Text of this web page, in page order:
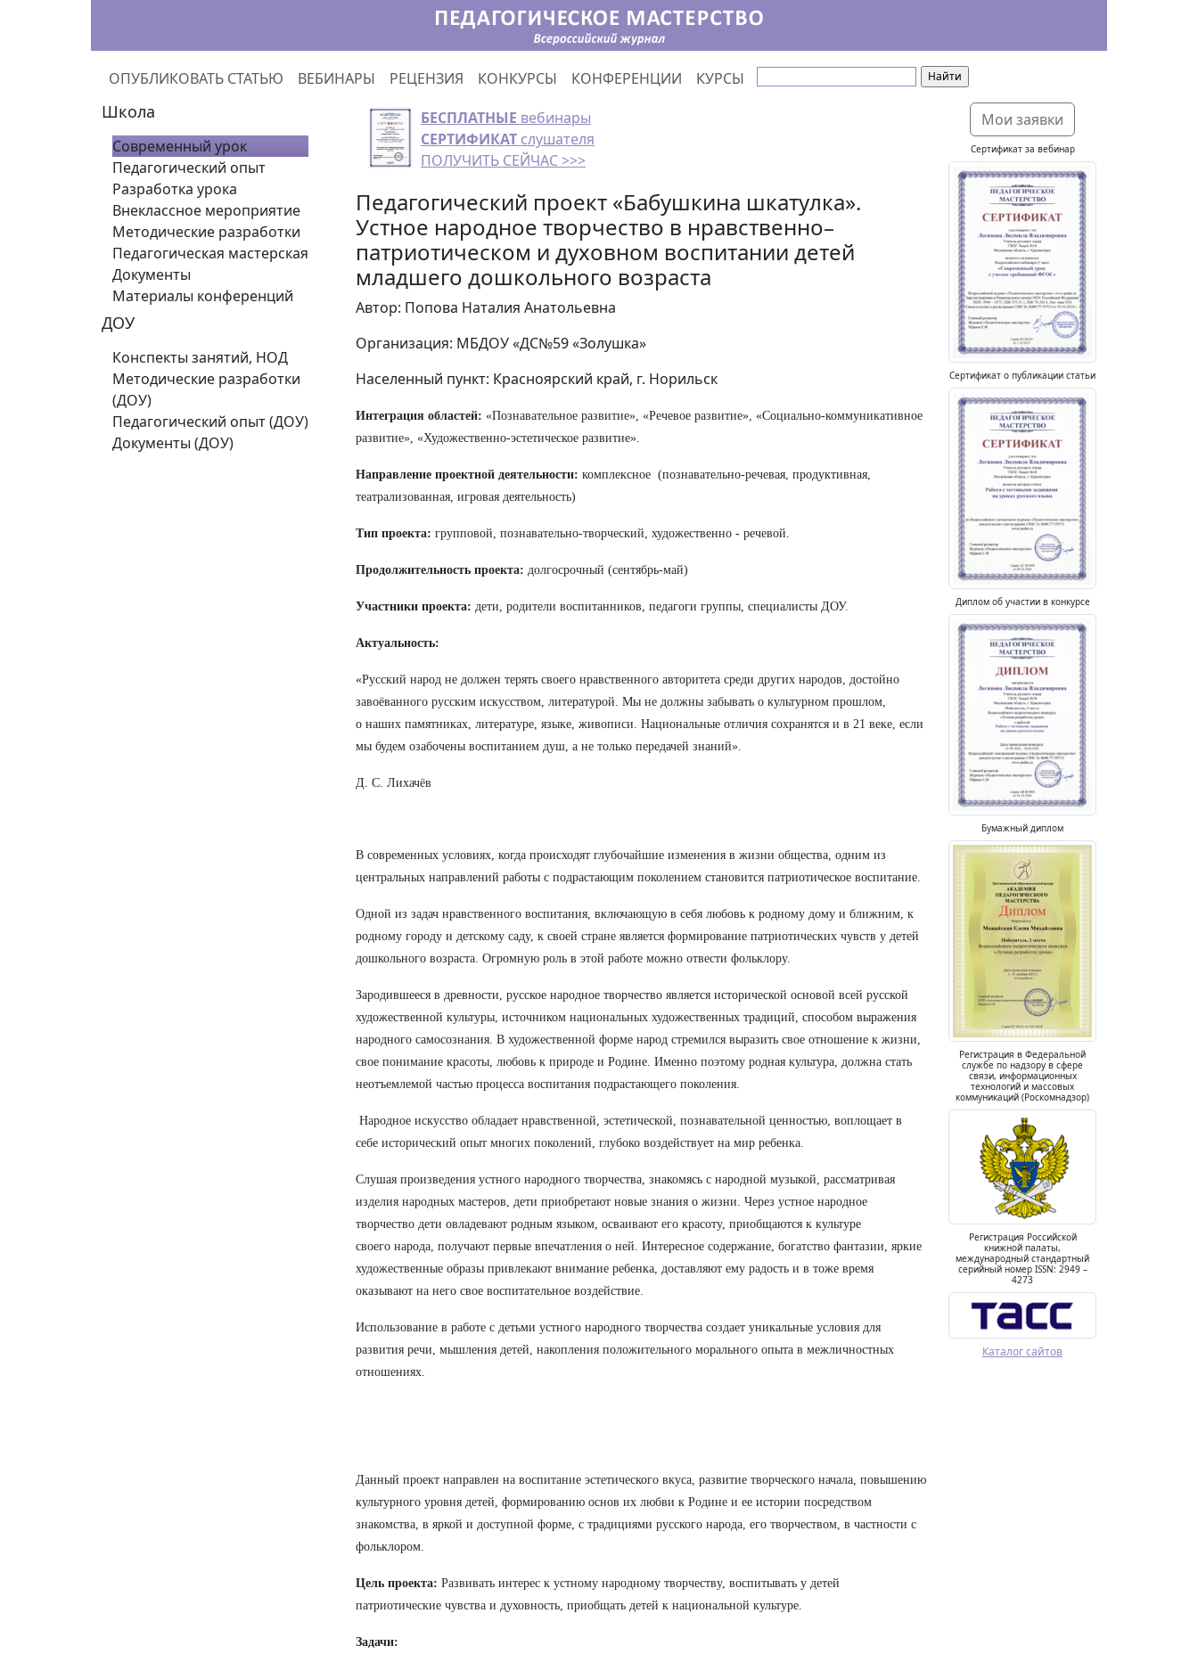
ОПУБЛИКОВАТЬ СТАТЬЮ ВЕБИНАРЫ РЕЦЕНЗИЯ КОНКУРСЫ КОНФЕРЕНЦИИ КУРСЫ
Школа
Современный урок
Педагогический опыт
Разработка урока
Внеклассное мероприятие
Методические разработки
Педагогическая мастерская
Документы
Материалы конференций
ДОУ
Конспекты занятий, НОД
Методические разработки
(ДОУ)
Педагогический опыт (ДОУ)
Документы (ДОУ)
БЕСПЛАТНЫЕ вебинары
СЕРТИФИКАТ слушателя
ПОЛУЧИТЬ СЕЙЧАС >>>
Педагогический проект «Бабушкина шкатулка».
Устное народное творчество в нравственно–
патриотическом и духовном воспитании детей
младшего дошкольного возраста
Автор: Попова Наталия Анатольевна
Организация: МБДОУ «ДС№59 «Золушка»
Населенный пункт: Красноярский край, г. Норильск
Интеграция областей: «Познавательное развитие», «Речевое развитие», «Социально-коммуникативное
развитие», «Художественно-эстетическое развитие».
Направление проектной деятельности: комплексное (познавательно-речевая, продуктивная,
театрализованная, игровая деятельность)
Тип проекта: групповой, познавательно-творческий, художественно - речевой.
Продолжительность проекта: долгосрочный (сентябрь-май)
Участники проекта: дети, родители воспитанников, педагоги группы, специалисты ДОУ.
Актуальность:
«Русский народ не должен терять своего нравственного авторитета среди других народов, достойно
завоёванного русским искусством, литературой. Мы не должны забывать о культурном прошлом,
о наших памятниках, литературе, языке, живописи. Национальные отличия сохранятся и в 21 веке, если
мы будем озабочены воспитанием душ, а не только передачей знаний».
Д. С. Лихачёв
В современных условиях, когда происходят глубочайшие изменения в жизни общества, одним из
центральных направлений работы с подрастающим поколением становится патриотическое воспитание.
Одной из задач нравственного воспитания, включающую в себя любовь к родному дому и ближним, к
родному городу и детскому саду, к своей стране является формирование патриотических чувств у детей
дошкольного возраста. Огромную роль в этой работе можно отвести фольклору.
Зародившееся в древности, русское народное творчество является исторической основой всей русской
художественной культуры, источником национальных художественных традиций, способом выражения
народного самосознания. В художественной форме народ стремился выразить свое отношение к жизни,
свое понимание красоты, любовь к природе и Родине. Именно поэтому родная культура, должна стать
неотъемлемой частью процесса воспитания подрастающего поколения.
Народное искусство обладает нравственной, эстетической, познавательной ценностью, воплощает в
себе исторический опыт многих поколений, глубоко воздействует на мир ребенка.
Слушая произведения устного народного творчества, знакомясь с народной музыкой, рассматривая
изделия народных мастеров, дети приобретают новые знания о жизни. Через устное народное
творчество дети овладевают родным языком, осваивают его красоту, приобщаются к культуре
своего народа, получают первые впечатления о ней. Интересное содержание, богатство фантазии, яркие
художественные образы привлекают внимание ребенка, доставляют ему радость и в тоже время
оказывают на него свое воспитательное воздействие.
Использование в работе с детьми устного народного творчества создает уникальные условия для
развития речи, мышления детей, накопления положительного морального опыта в межличностных
отношениях.
Данный проект направлен на воспитание эстетического вкуса, развитие творческого начала, повышению
культурного уровня детей, формированию основ их любви к Родине и ее истории посредством
знакомства, в яркой и доступной форме, с традициями русского народа, его творчеством, в частности с
фольклором.
Цель проекта: Развивать интерес к устному народному творчеству, воспитывать у детей
патриотические чувства и духовность, приобщать детей к национальной культуре.
Задачи:
Мои заявки
Сертификат за вебинар
Сертификат о публикации статьи
Диплом об участии в конкурсе
Бумажный диплом
Регистрация в Федеральной
службе по надзору в сфере
связи, информационных
технологий и массовых
коммуникаций (Роскомнадзор)
Регистрация Российской
книжной палаты,
международный стандартный
серийный номер ISSN: 2949 –
4273
Каталог сайтов